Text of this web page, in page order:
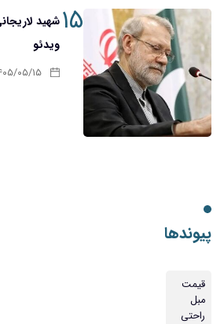
۱۵ شهید لاریجانی چگونه ردیابی شد؟/
ویدئو
۱۴۰۵/۰۵/۱۵ ۱۴:۴۲